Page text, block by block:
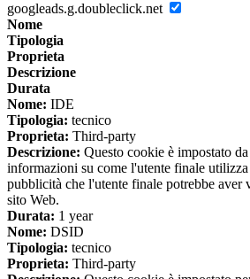
googleads.g.doubleclick.net
Nome
Tipologia
Proprieta
Descrizione
Durata
Nome: IDE
Tipologia: tecnico
Proprieta: Third-party
Descrizione: Questo cookie è impostato
informazioni su come l'utente finale
pubblicità che l'utente finale potrebbe aver
sito Web.
Durata: 1 year
Nome: DSID
Tipologia: tecnico
Proprieta: Third-party